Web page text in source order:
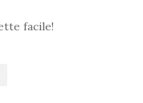
facile!